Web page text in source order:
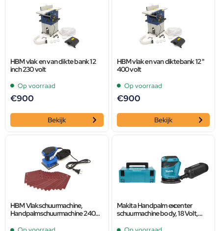
HBM vlak en van dikte bank 12
inch 230 volt
Op voorraad
€900
Bekijk
HBM vlak en van diktebank 12 "
400 volt
Op voorraad
€900
Bekijk
HBM Vlakschuurmachine,
Handpalmschuurmachine 240
Makita Handpalm excenter
schuurmachine body, 18 Volt,